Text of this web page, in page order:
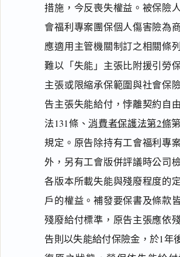
措施，今反喪失權益。被保險
會福利專案團保個人傷害險為
應適用主管機關制訂之相關條
難以「失能」主張比附援引勞
主張或限縮承保範圍與社會保
告主張失能給付，悖離契約自
法131條、消費者保護法第2條
規定。原告除持有工會福利專
外，另有工會版併評議時公司
各版本所載失能與殘廢程度的
戶的權益。補發要保書及條款
殘廢給付標準，原告主張應依
告則以失能給付保險金，於1年